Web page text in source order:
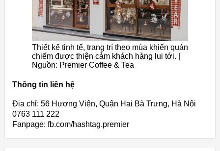
Thiết kế tinh tế, trang trí theo mùa khiến quán
chiếm được thiện cảm khách hàng lui tới. |
Nguồn: Premier Coffee & Tea
Thông tin liên hệ
Địa chỉ: 56 Hương Viên, Quận Hai Bà Trưng, Hà Nội
0763 111 222
Fanpage: fb.com/hashtag.premier